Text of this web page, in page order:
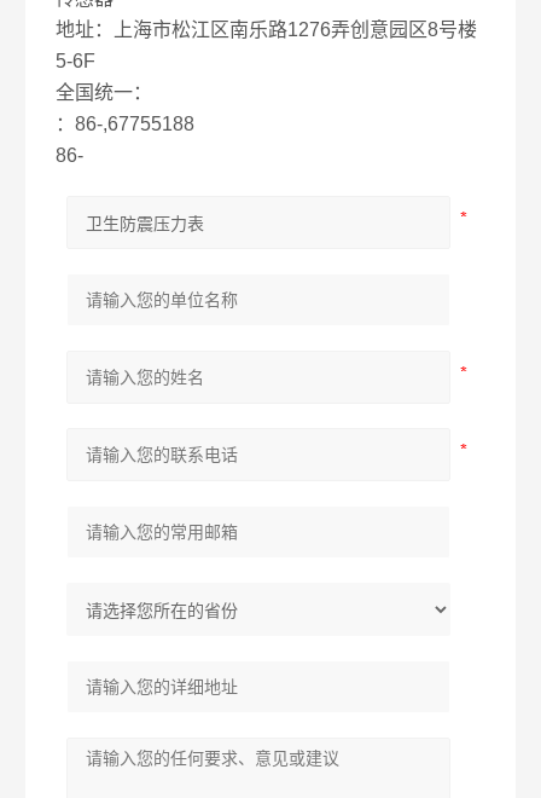
地址：上海市松江区南乐路1276弄创意园区8号楼
5-6F
全国统一：
：86-,67755188
86-